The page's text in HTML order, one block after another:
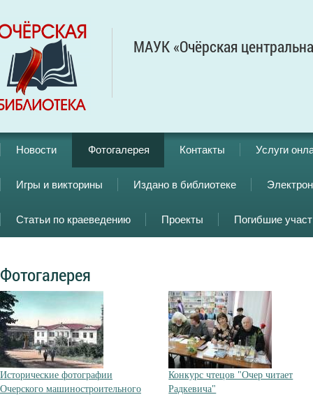
МАУК «Очёрская
Новости Фотогалерея Контакты Услуги
Игры и викторины Издано в библиотеке
Статьи по краеведению Проекты Погибшие
Фотогалерея
Исторические фотографии
Очерского машиностроительного
Конкурс чтецов "Очер читает
Радкевича"